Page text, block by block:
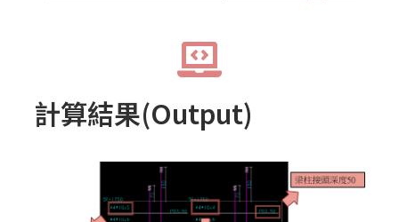
計算結果(Output)